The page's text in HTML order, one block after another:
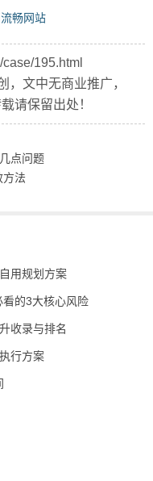
畅网站
195.html
，文中无商业推广，
请保留出处！
点问题
方法
用规划方案
的3大核心风险
收录与排名
行方案